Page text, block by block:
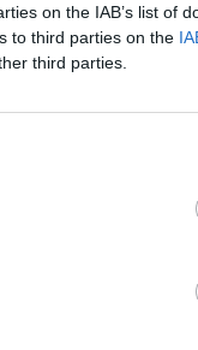
on the IAB’s list of
to third parties on the
third parties.
µε τα αποτελέσµατα
ώστε να
ως βέλτιστη